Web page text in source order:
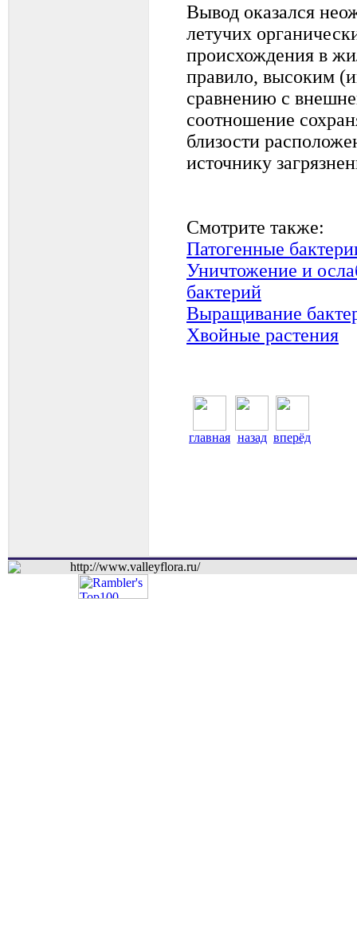
Вывод оказался
летучих
происхождения в
правило, высоким
сравнению с
соотношение
близости
источнику
Смотрите также:
Патогенные
Уничтожение и
бактерий
Выращивание
Хвойные растения
главная назад вперёд
http://www.valleyflora.ru/